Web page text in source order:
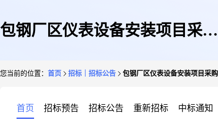
包钢厂区仪表设备安装项目采购
您当前的位置： 首页 招标｜招标公告 包钢厂区仪表设备安装项目采
首页 招标预告 招标公告 重新招标 中标通知